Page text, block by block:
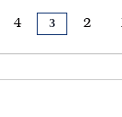
4 3 2